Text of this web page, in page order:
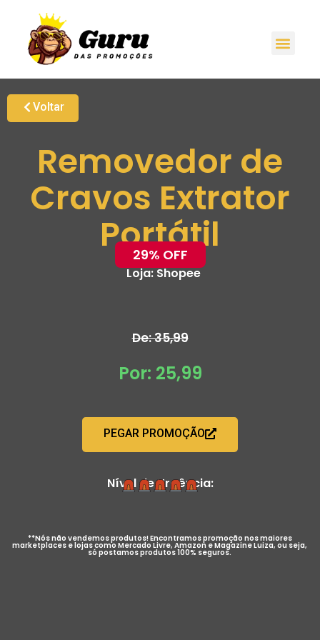
Voltar
Removedor de
Cravos Extrator
Portátil
29% OFF
Loja:Shopee
De: 35,99
Por: 25,99
PEGAR PROMOÇÃO
Nível de Urgência:
**Nós não vendemos produtos! Encontramos promoção nos maiores
marketplaces e lojas como Mercado Livre, Amazon e Magazine Luiza, ou seja,
só postamos produtos 100% seguros.